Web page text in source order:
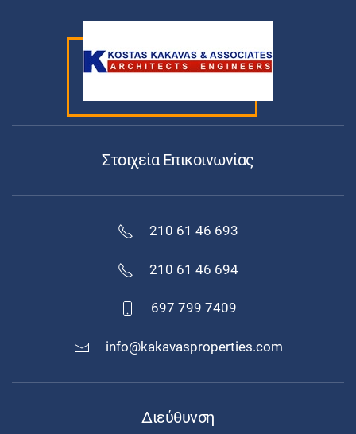
Στοιχεία Επικοινωνίας
210 61 46 693
210 61 46 694
697 799 7409
info@kakavasproperties.com
Διεύθυνση